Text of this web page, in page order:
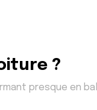
?
presque en